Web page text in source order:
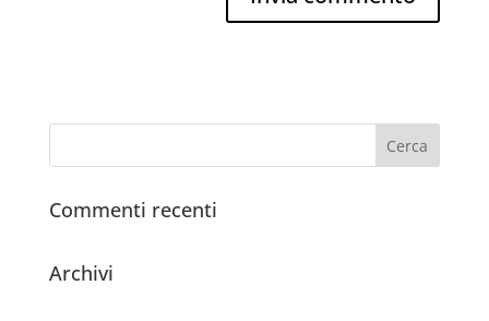
Commenti recenti
Archivi